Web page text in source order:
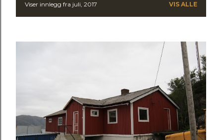
I
g
g
Viser innlegg fra juli, 2017 VIS ALLE